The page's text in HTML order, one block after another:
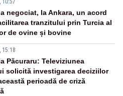
10:57
a negociat, la Ankara, un acord
tranzitului prin Turcia al
de ovine și bovine
15:18
Păcuraru: Televiziunea
solicită investigarea deciziilor
perioadă de criză